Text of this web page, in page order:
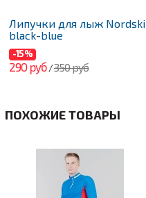
Липучки для лыж Nordski
black-blue
-15%
290 руб/350 руб
ПОХОЖИЕ ТОВАРЫ